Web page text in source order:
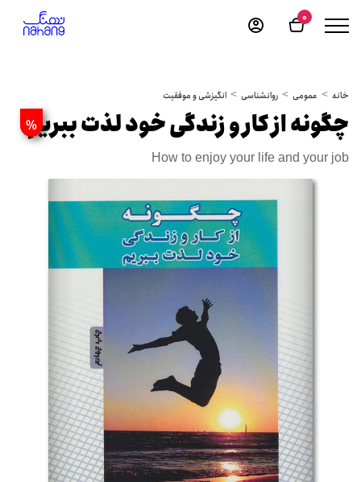
0
خانه عمومی روانشناسی انگیزشی و موفقیت
%
چگونه از کار و زندگی خود لذت ببریم
How to enjoy your life and your job